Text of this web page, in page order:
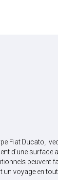
Fiat Ducato,
d'une surface
peuvent
voyage en